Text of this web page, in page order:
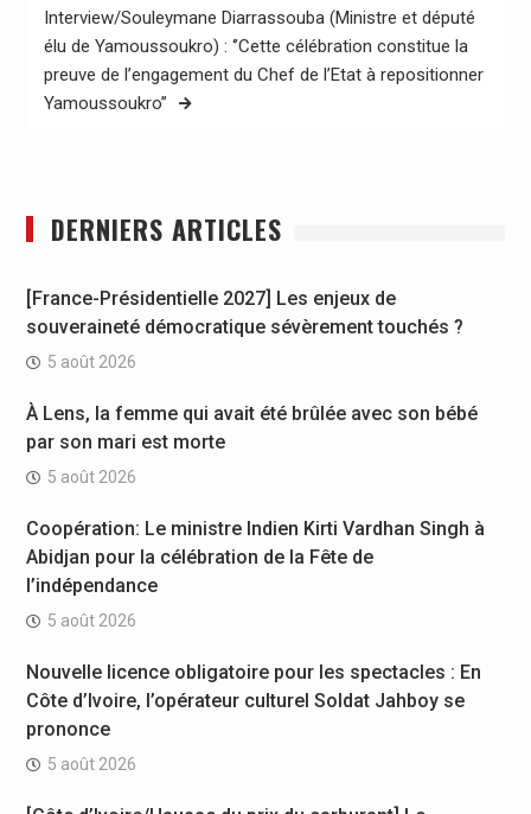
Interview/Souleymane Diarrassouba (Ministre et député
élu de Yamoussoukro) : ‘’Cette célébration constitue la
preuve de l’engagement du Chef de l’Etat à repositionner
Yamoussoukro’’
DERNIERS ARTICLES
[France-Présidentielle 2027] Les enjeux de
souveraineté démocratique sévèrement touchés ?
5 août 2026
À Lens, la femme qui avait été brûlée avec son bébé
par son mari est morte
5 août 2026
Coopération: Le ministre Indien Kirti Vardhan Singh à
Abidjan pour la célébration de la Fête de
l’indépendance
5 août 2026
Nouvelle licence obligatoire pour les spectacles : En
Côte d’Ivoire, l’opérateur culturel Soldat Jahboy se
prononce
5 août 2026